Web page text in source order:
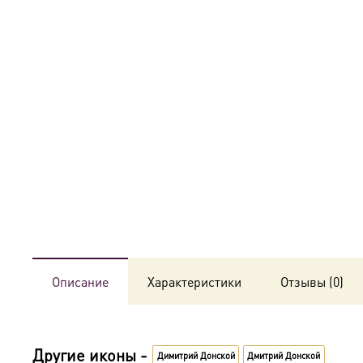
Описание Характеристики Отзывы (0)
Другие иконы - Димитрий Донской Дмитрий Донской